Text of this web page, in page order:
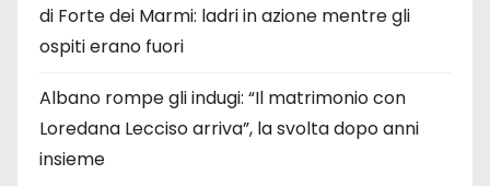
di Forte dei Marmi: ladri in azione mentre gli
ospiti erano fuori
Albano rompe gli indugi: “Il matrimonio con
Loredana Lecciso arriva”, la svolta dopo anni
insieme